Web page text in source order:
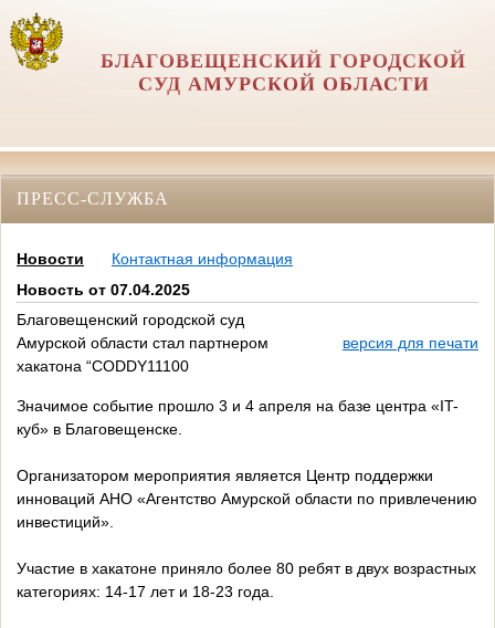
БЛАГОВЕЩЕНСКИЙ ГОРОДСКОЙ
СУД АМУРСКОЙ ОБЛАСТИ
ПРЕСС-СЛУЖБА
Новости
Контактная информация
Новость от 07.04.2025
Благовещенский городской суд
Амурской области стал партнером
хакатона “CODDY11100
версия для печати
Значимое событие прошло 3 и 4 апреля на базе центра «IT-
куб» в Благовещенске.
Организатором мероприятия является Центр поддержки
инноваций АНО «Агентство Амурской области по привлечению
инвестиций».
Участие в хакатоне приняло более 80 ребят в двух возрастных
категориях: 14-17 лет и 18-23 года.